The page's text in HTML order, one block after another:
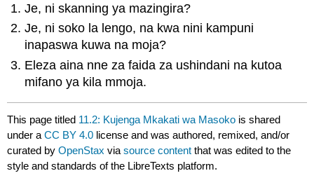
Je, ni skanning ya mazingira?
Je, ni soko la lengo, na kwa nini kampuni
inapaswa kuwa na moja?
Eleza aina nne za faida za ushindani na kutoa
mifano ya kila mmoja.
This page titled 11.2: Kujenga Mkakati wa Masoko is shared
under aCC BY 4.0 license and was authored, remixed, and/or
curated byOpenStax viasource content that was edited to the
style and standards of the LibreTexts platform.